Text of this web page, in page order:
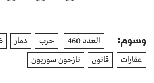
وسوم: العدد 460 حرب دمار
عقارات
قانون نازحون سوريون